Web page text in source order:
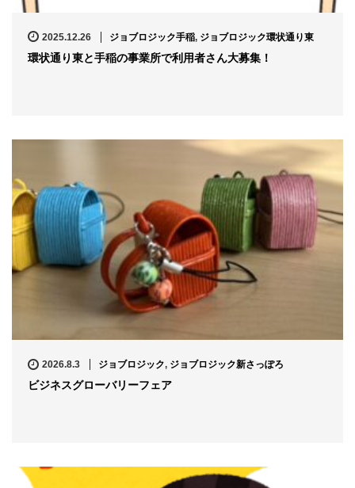
2025.12.26 ジョブロジック手稲, ジョブロジック環状通り東
環状通り東と手稲の事業所で利用者さん大募集！
2026.8.3 ジョブロジック, ジョブロジック新さっぽろ
ビジネスグローバリーフェア